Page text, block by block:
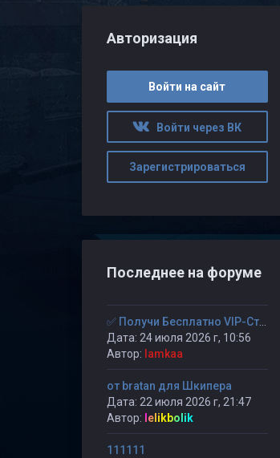
Авторизация
Войти на сайт
Войти через ВК
Зарегистрироваться
Последнее на форуме
Дата: 24 июля 2026 г, 10:56
Автор: lamkaa
от bratan для Шкипера
Дата: 22 июля 2026 г, 21:47
Автор: lelikbolik
111111